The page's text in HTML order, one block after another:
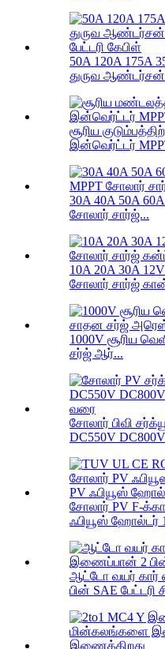
50A 120A 175A
துருவ
சூரிய
இன்வெர்ட்டர்
30A 40A 50A
சோலார் சார்ஜ்...
10A 20A 30A
சோலார் சார்ஜ்
1000V சூரிய
சர்ஜ் ஆர்...
சோலார் பிவி
DC550V
சோலார் PV F-
ஃபியூஸ் ஹோல்டர்
ஆட்டோ வயர்
பின் SAE பேட்டரி